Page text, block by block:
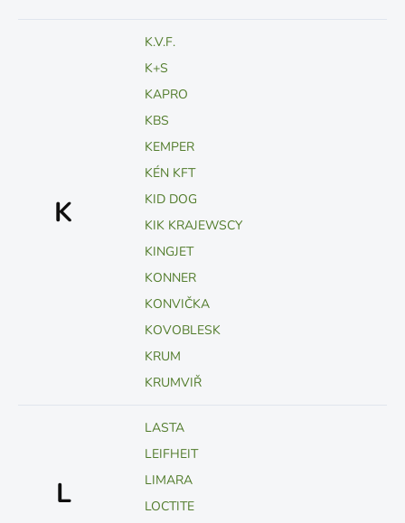
K
K.V.F.
K+S
KAPRO
KBS
KEMPER
KÉN KFT
KID DOG
KIK KRAJEWSCY
KINGJET
KONNER
KONVIČKA
KOVOBLESK
KRUM
KRUMVIŘ
L
LASTA
LEIFHEIT
LIMARA
LOCTITE